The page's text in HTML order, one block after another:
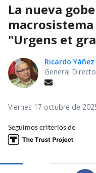
La nueva
"Urgens et
Ricardo Yáñez
General
Viernes 17 octubre de
Seguimos criterios de